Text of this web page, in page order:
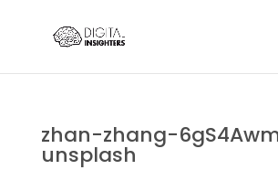
zhan-zhang-
unsplash